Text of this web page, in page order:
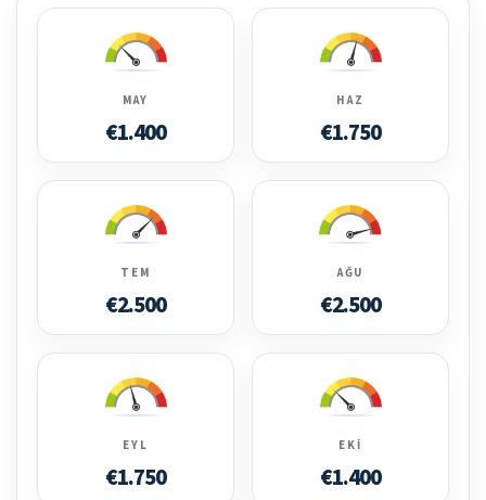
MAY
€1.400
HAZ
€1.750
TEM
€2.500
AĞU
€2.500
EYL
€1.750
EKI
€1.400